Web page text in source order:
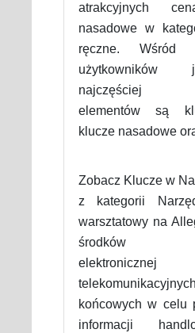
atrakcyjnych
nasadowe w
ręczne. Wśród
najczęściej
elementów są
klucze nasadowe
Zobacz Klucze w
z kategorii
warsztatowy na
środków
końcowych w celu
informacji